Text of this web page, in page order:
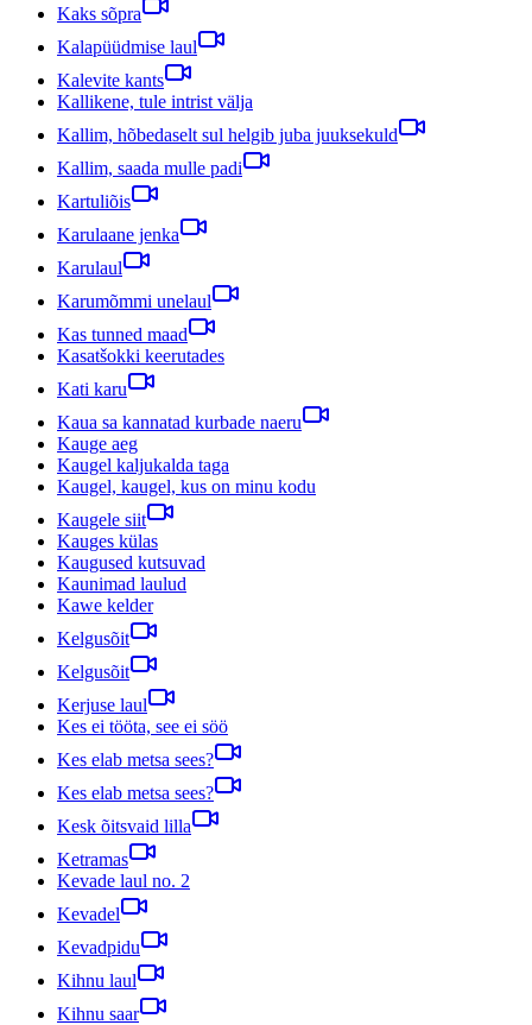
Kaks sõpra
Kalapüüdmise laul
Kalevite kants
Kallikene, tule intrist välja
Kallim, hõbedaselt sul helgib juba juuksekuld
Kallim, saada mulle padi
Kartuliõis
Karulaane jenka
Karulaul
Karumõmmi unelaul
Kas tunned maad
Kasatšokki keerutades
Kati karu
Kaua sa kannatad kurbade naeru
Kauge aeg
Kaugel kaljukalda taga
Kaugel, kaugel, kus on minu kodu
Kaugele siit
Kauges külas
Kaugused kutsuvad
Kaunimad laulud
Kawe kelder
Kelgusõit
Kelgusõit
Kerjuse laul
Kes ei tööta, see ei söö
Kes elab metsa sees?
Kes elab metsa sees?
Kesk õitsvaid lilla
Ketramas
Kevade laul no. 2
Kevadel
Kevadpidu
Kihnu laul
Kihnu saar